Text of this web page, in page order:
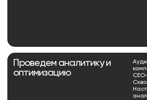
Проведем аналитику и
оптимизацию